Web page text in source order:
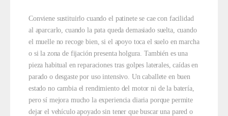
Conviene sustituirlo cuando el patinete se cae con facilidad
al aparcarlo, cuando la pata queda demasiado suelta, cuando
el muelle no recoge bien, si el apoyo toca el suelo en marcha
o si la zona de fijación presenta holgura. También es una
pieza habitual en reparaciones tras golpes laterales, caídas en
parado o desgaste por uso intensivo. Un caballete en buen
estado no cambia el rendimiento del motor ni de la batería,
pero sí mejora mucho la experiencia diaria porque permite
dejar el vehículo apoyado sin tener que buscar una pared o